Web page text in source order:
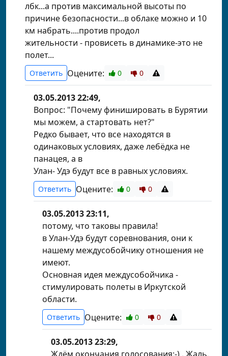
лбк...а против максимальной высоты по
причине безопасности...в облаке можно и 10
км набрать....против продол
жительности - провисеть в динамике-это не
полет...
Ответить Оцените: 0 0
03.05.2013 22:49,
Вопрос: "Почему финишировать в Бурятии
мы можем, а стартовать нет?"
Редко бывает, что все находятся в
одинаковых условиях, даже лебёдка не
панацея, а в
Улан- Удэ будут все в равных условиях.
Ответить Оцените: 0 0
03.05.2013 23:11,
потому, что таковы правила!
в Улан-Удэ будут соревнования, они к
нашему междусобойчику отношения не
имеют.
Основная идея междусобойчика -
стимулировать полеты в Иркутской
области.
Ответить Оцените: 0 0
03.05.2013 23:29,